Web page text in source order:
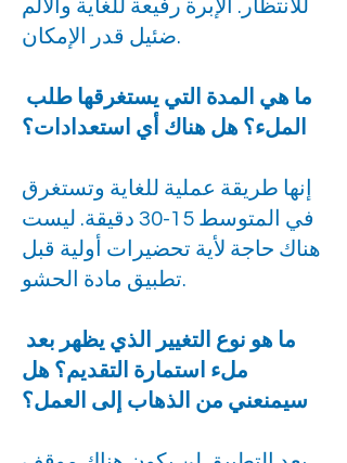
للانتظار. الإبرة رفيعة للغاية والألم
ضئيل قدر الإمكان.
ما هي المدة التي يستغرقها طلب
الملء؟ هل هناك أي استعدادات؟
إنها طريقة عملية للغاية وتستغرق
في المتوسط 15-30 دقيقة. ليست
هناك حاجة لأية تحضيرات أولية قبل
تطبيق مادة الحشو.
ما هو نوع التغيير الذي يظهر بعد
ملء استمارة التقديم؟ هل
سيمنعني من الذهاب إلى العمل؟